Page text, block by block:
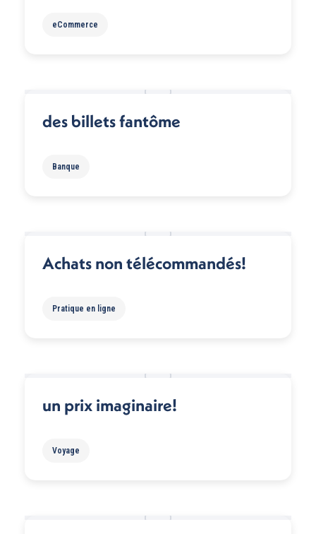
eCommerce
des billets fantôme
Banque
Achats non télécommandés!
Pratique en ligne
un prix imaginaire!
Voyage